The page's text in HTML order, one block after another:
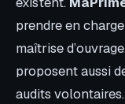
prendre en
maîtrise
proposent aussi
audits